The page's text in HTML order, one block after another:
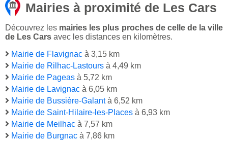
Mairies à proximité de Les Cars
Découvrez les mairies les plus proches de celle de la ville
de Les Cars avec les distances en kilomètres.
Mairie de Flavignac à 3,15 km
Mairie de Rilhac-Lastours à 4,49 km
Mairie de Pageas à 5,72 km
Mairie de Lavignac à 6,05 km
Mairie de Bussière-Galantà 6,52 km
Mairie de Saint-Hilaire-les-Places à 6,93 km
Mairie de Meilhac à 7,57 km
Mairie de Burgnac à 7,86 km